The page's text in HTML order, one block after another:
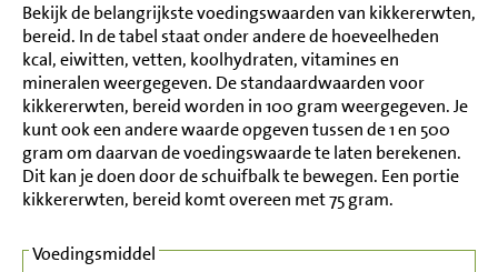
Bekijk de belangrijkste voedingswaarden van kikkererwten,
bereid. In de tabel staat onder andere de hoeveelheden
kcal, eiwitten, vetten, koolhydraten, vitamines en
mineralen weergegeven. De standaardwaarden voor
kikkererwten, bereid worden in 100 gram weergegeven. Je
kunt ook een andere waarde opgeven tussen de 1 en 500
gram om daarvan de voedingswaarde te laten berekenen.
Dit kan je doen door de schuifbalk te bewegen. Een portie
kikkererwten, bereid komt overeen met 75 gram.
Voedingsmiddel